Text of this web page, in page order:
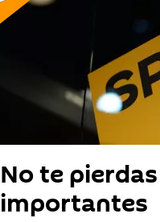
No te
importantes